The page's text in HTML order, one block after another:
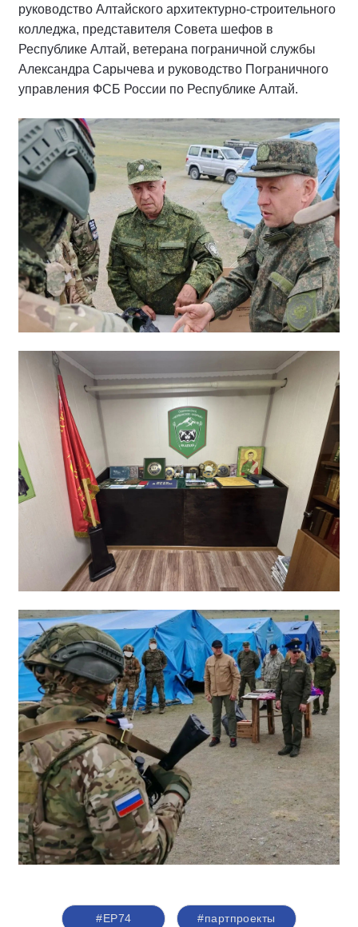
руководство Алтайского архитектурно-строительного
колледжа, представителя Совета шефов в
Республике Алтай, ветерана пограничной службы
Александра Сарычева и руководство Пограничного
управления ФСБ России по Республике Алтай.
#ЕР74 #партпроекты